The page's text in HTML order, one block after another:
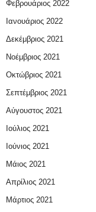
Φεβρουάριος 2022
Ιανουάριος 2022
Δεκέμβριος 2021
Νοέμβριος 2021
Οκτώβριος 2021
Σεπτέμβριος 2021
Αύγουστος 2021
Ιούλιος 2021
Ιούνιος 2021
Μάιος 2021
Απρίλιος 2021
Μάρτιος 2021